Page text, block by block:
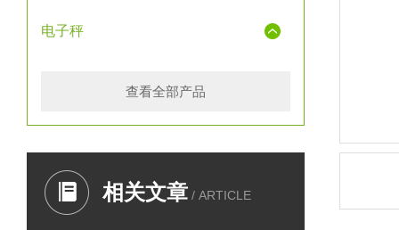
电子秤
查看全部产品
相关文章 / ARTICLE